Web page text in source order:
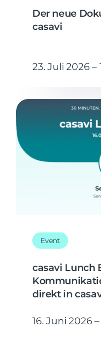
Der neue
casavi
23. Juli 2026 –
Event
casavi Lunch
direkt in
16. Juni 2026